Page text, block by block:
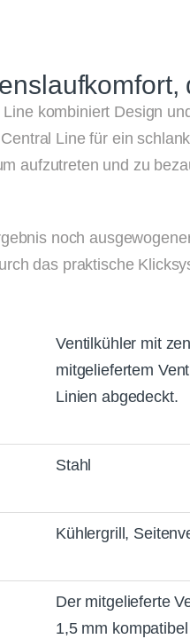
kombiniert Design
Line für ein
aufzutreten und zu
noch
das praktische
Ventilkühler mit
mitgeliefertem
Linien abgedeckt.
Stahl
Kühlergrill,
Der mitgelieferte
1,5 mm kompatibel